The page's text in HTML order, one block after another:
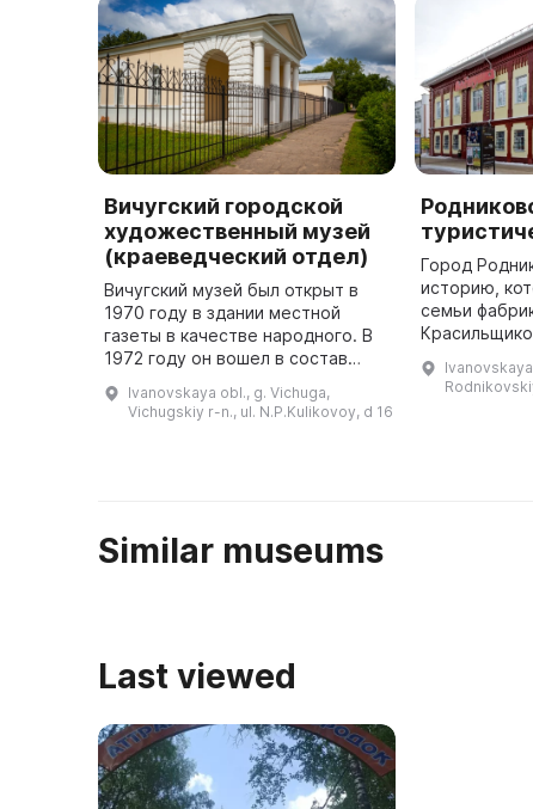
Вичугский городской
художественный музей
(краеведческий отдел)
Вичугский музей был открыт в
1970 году в здании местной
газеты в качестве народного. В
1972 году он вошел в состав
краеведческого музея. В 1985
году была открыта экспозиция
Ivanovskaya obl., g. Vichuga,
Vichugskiy r-n., ul. N.P.Kulikovoy, d 16
Город
историю,
семьи
и были
Для детей
Similar museums
Last viewed